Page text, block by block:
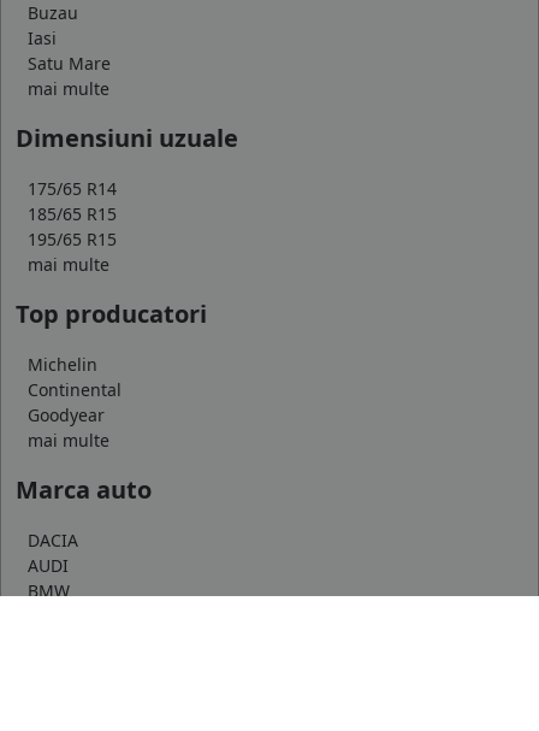
Buzau
Iasi
Satu Mare
mai multe
Dimensiuni uzuale
175/65 R14
185/65 R15
195/65 R15
mai multe
Top producatori
Michelin
Continental
Goodyear
mai multe
Marca auto
DACIA
AUDI
BMW